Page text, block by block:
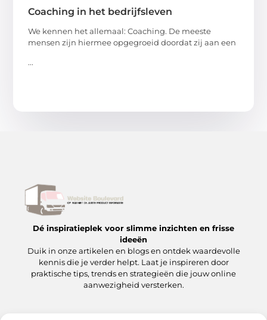
Coaching in het bedrijfsleven
We kennen het allemaal: Coaching. De meeste
mensen zijn hiermee opgegroeid doordat zij aan een
...
Dé inspiratieplek voor slimme inzichten en frisse
ideeën
Duik in onze artikelen en blogs en ontdek waardevolle
kennis die je verder helpt. Laat je inspireren door
praktische tips, trends en strategieën die jouw online
aanwezigheid versterken.